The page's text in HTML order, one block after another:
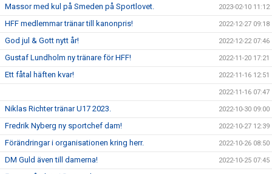
Massor med kul på Smeden på Sportlovet. 2023-02-10 11:12
HFF medlemmar tränar till kanonpris! 2022-12-27 09:18
God jul & Gott nytt år! 2022-12-22 07:46
Gustaf Lundholm ny tränare för HFF! 2022-11-20 17:21
Ett fåtal häften kvar! 2022-11-16 12:51
2022-11-16 07:47
Niklas Richter tränar U17 2023. 2022-10-30 09:00
Fredrik Nyberg ny sportchef dam! 2022-10-27 12:39
Förändringar i organisationen kring herr. 2022-10-26 08:50
DM Guld även till damerna! 2022-10-25 07:45